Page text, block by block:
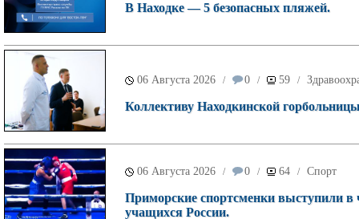
В Находке — 5 безопасных пляжей.
06 Августа 2026 / 0 / 59 /
Коллективу Находкинской
06 Августа 2026 / 0 / 64 / Спорт
Приморские спортсменки выступили в
учащихся России.